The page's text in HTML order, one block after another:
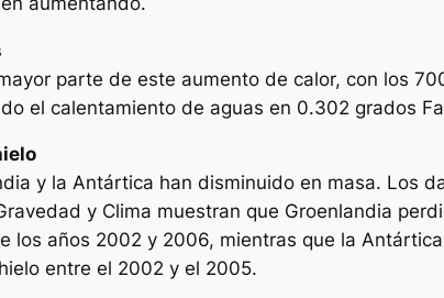
parte de este aumento de calor, con los
el calentamiento de aguas en 0.302 grados
y la Antártica han disminuido en masa. Los
y Clima muestran que Groenlandia
los años 2002 y 2006, mientras que la
entre el 2002 y el 2005.